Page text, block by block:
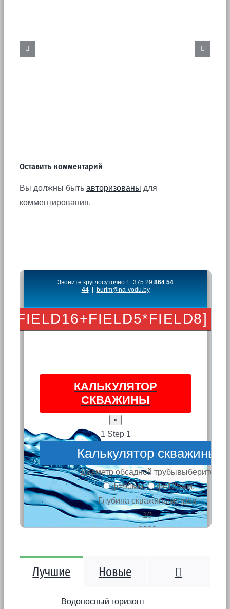
Бурение скважин. Цена.
Оставить комментарий
Вы должны быть авторизованы для
комментирования.
Лучшие Новые
Водоносный горизонт